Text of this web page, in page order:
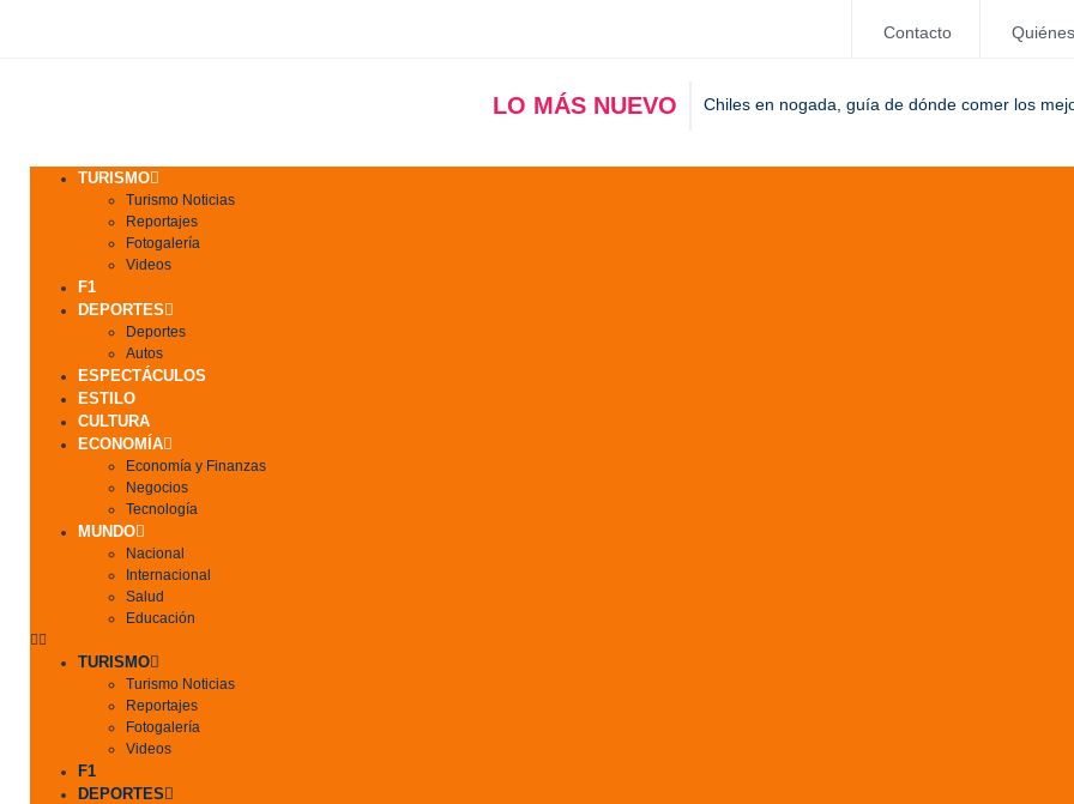
Contacto
LO MÁS NUEVO Chiles en nogada, guía de dónde comer los
TURISMO
Turismo Noticias
Reportajes
Fotogalería
Videos
F1
DEPORTES
Deportes
Autos
ESPECTÁCULOS
ESTILO
CULTURA
ECONOMÍA
Economía y Finanzas
Negocios
Tecnología
MUNDO
Nacional
Internacional
Salud
Educación
TURISMO
Turismo Noticias
Reportajes
Fotogalería
Videos
F1
DEPORTES